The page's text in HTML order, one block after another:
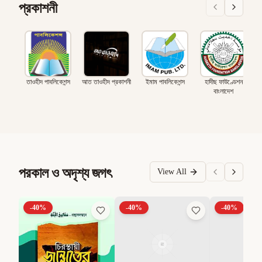
প্রকাশনী
তাওহীদ পাবলিকেশন্স আত তাওহীদ প্রকাশনী ইমাম পাবলিকেশন্স
হাদীছ ফাউণ্ডেশন
বাংলাদেশ
পরকাল ও অদৃশ্য জগৎ View All
-40% -40% -40%